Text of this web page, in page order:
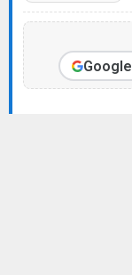
Google